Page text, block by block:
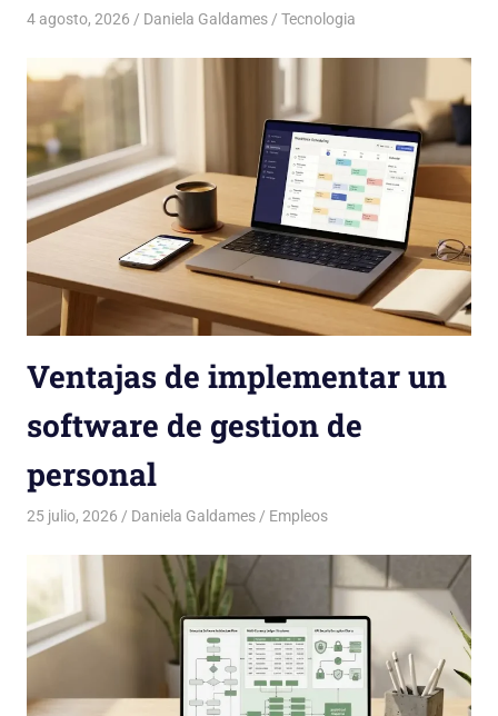
4 agosto, 2026 Daniela Galdames Tecnologia
Ventajas de implementar un
software de gestion de
personal
25 julio, 2026 Daniela Galdames Empleos